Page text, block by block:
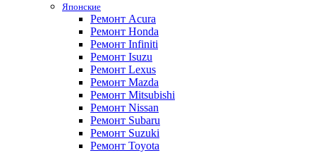
Японские
Ремонт Acura
Ремонт Honda
Ремонт Infiniti
Ремонт Isuzu
Ремонт Lexus
Ремонт Mazda
Ремонт Mitsubishi
Ремонт Nissan
Ремонт Subaru
Ремонт Suzuki
Ремонт Toyota